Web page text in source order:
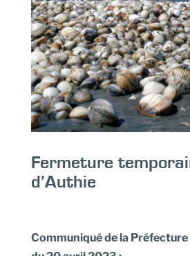
Fermeture
d’Authie
Communiqué de la Préfecture